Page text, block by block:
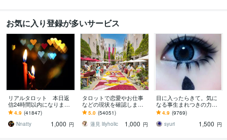
お気に入り登録が多いサービス
リアルタロット 本日返
信24時間以内になります
❤︎タイトルをご確認くださ
い❤︎
4.9 (41847)
Nnatty
1,000 円
タロットで恋愛やお仕事
などの現状を確認します
アドバイスもしっかりお
届けしますので安心して
ください♡
5.0 (54051)
蓮見 lilyholic
1,000 円
目に入ったらきて。気に
なる事生まれつきの力で
視ます 視ましょう恋愛や
仕事などこの先など
4.9 (9769)
syuri
1,500 円